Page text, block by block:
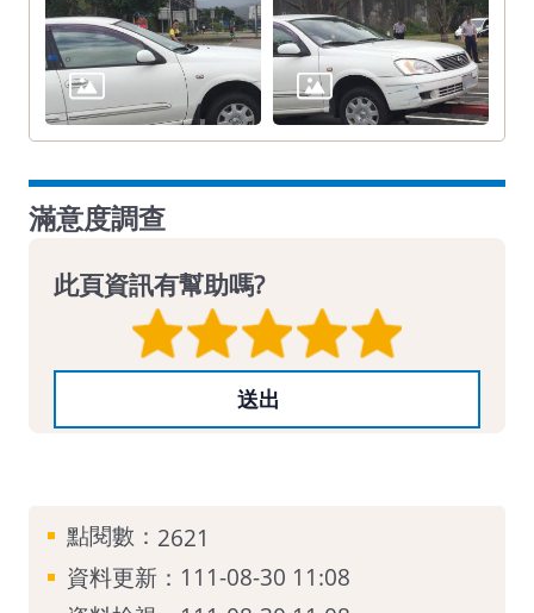
滿意度調查
此頁資訊有幫助嗎?
點閱數： 2621
資料更新：111-08-30 11:08